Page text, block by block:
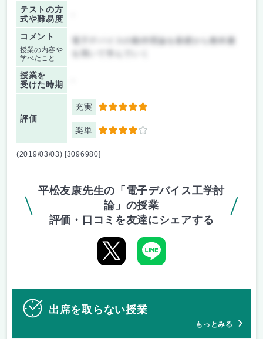
テストの方
式や難易度
コメント
授業の内容や
学べたこと
電子デバイスの動作理論を基礎から教科書
授業を
受けた時期
評価
充実 5
楽単 4
(2019/03/03) [3096980]
平松友康先生の「電子デバイス工学討
論」の授業
評価・口コミを友達にシェアする
出席を取らない授業
もっとみる